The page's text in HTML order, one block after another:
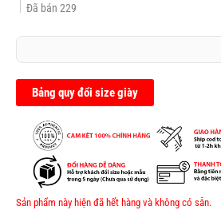
Đã bán 229
Bảng quy đổi size giày
Sản phẩm này hiện đã hết hàng và không có sẵn.